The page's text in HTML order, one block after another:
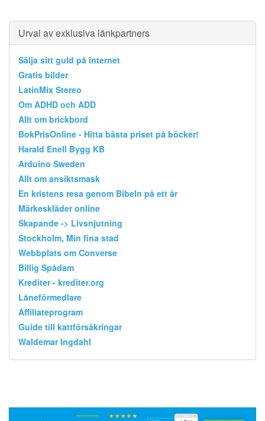
Urval av exklusiva länkpartners
Sälja sitt guld på internet
Gratis bilder
LatinMix Stereo
Om ADHD och ADD
Allt om brickbord
BokPrisOnline - Hitta bästa priset på böcker!
Harald Enell Bygg KB
Arduino Sweden
Allt om ansiktsmask
En kristens resa genom Bibeln på ett år
Märkeskläder online
Skapande -> Livsnjutning
Stockholm, Min fina stad
Webbplats om Converse
Billig Spådam
Krediter - krediter.org
Låneförmedlare
Affiliateprogram
Guide till kattförsäkringar
Waldemar Ingdahl